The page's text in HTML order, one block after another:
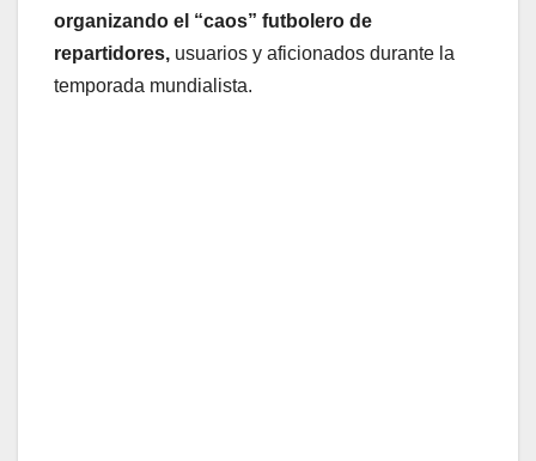
organizando el “caos” futbolero de
repartidores, usuarios y aficionados durante la
temporada mundialista.